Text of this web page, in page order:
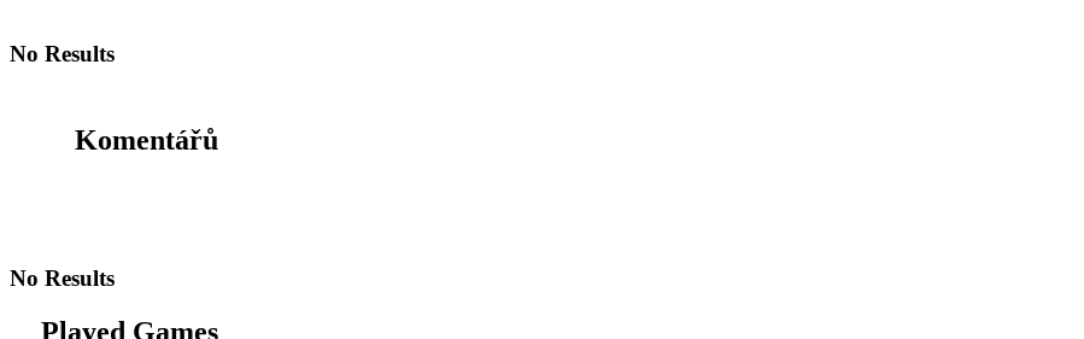
No Results
Komentářů
No Results
Played Games